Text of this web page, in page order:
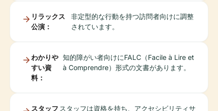
リラックス
公演：
非定型的な行動を持つ訪問者向けに調整
されています。
わかりや
すい資
料：
知的障がい者向けにFALC（Facile à Lire et
à Comprendre）形式の文書があります。
スタッフ スタッフは資格を持ち、アクセシビリティサ